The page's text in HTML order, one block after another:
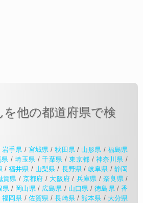
他の都道府県で検
岩手県 / 宮城県 /秋田県/ 山形県 / 福島県
県 /埼玉県 /千葉県 /東京都 /神奈川県 /
/福井県 / 山梨県 / 長野県/岐阜県 / 静岡
賀県 / 京都府 / 大阪府 / 兵庫県 / 奈良県/
県/ 岡山県/ 広島県 / 山口県 /徳島県/香
福岡県 / 佐賀県 /長崎県/熊本県 / 大分県